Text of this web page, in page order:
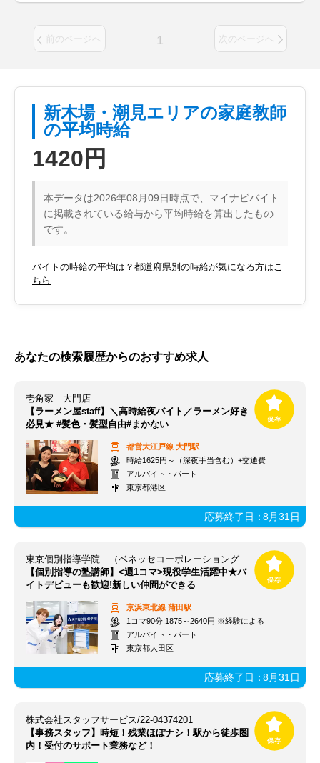
前のページへ 1 次のページへ
新木場・潮見エリアの家庭教師
の平均時給
1420円
本データは2026年08月09日時点で、マイナビバイト
に掲載されている給与から平均時給を算出したもの
です。
バイトの時給の平均は？都道府県別の時給が気になる方はこ
ちら
あなたの検索履歴からのおすすめ求人
壱角家 大門店
【ラーメン屋staff】＼高時給夜バイト／ラーメン好き
必見★ #髪色・髪型自由#まかない
都営大江戸線 大門駅
時給1625円～（深夜手当含む）+交通費
アルバイト・パート
東京都港区
応募終了日：8月31日
東京個別指導学院 （ベネッセコーポレーショングループ） 蒲田教室
【個別指導の塾講師】<週1コマ>現役学生活躍中★バ
イトデビューも歓迎!新しい仲間ができる
京浜東北線 蒲田駅
1コマ90分:1875～2640円 ※経験による
アルバイト・パート
東京都大田区
応募終了日：8月31日
株式会社スタッフサービス/22-04374201
【事務スタッフ】時短！残業ほぼナシ！駅から徒歩圏
内！受付のサポート業務など！